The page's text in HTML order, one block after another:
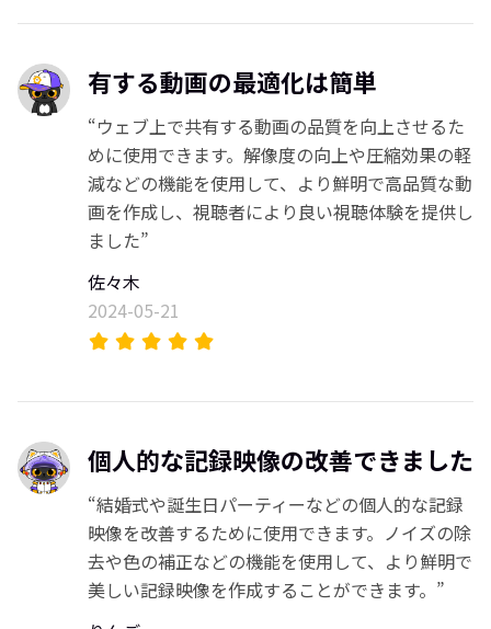
有する動画の最適化は簡単
“ウェブ上で共有する動画の品質を向上させるた
めに使用できます。解像度の向上や圧縮効果の軽
減などの機能を使用して、より鮮明で高品質な動
画を作成し、視聴者により良い視聴体験を提供し
ました”
佐々木
2024-05-21
個人的な記録映像の改善できました
“結婚式や誕生日パーティーなどの個人的な記録
映像を改善するために使用できます。ノイズの除
去や色の補正などの機能を使用して、より鮮明で
美しい記録映像を作成することができます。”